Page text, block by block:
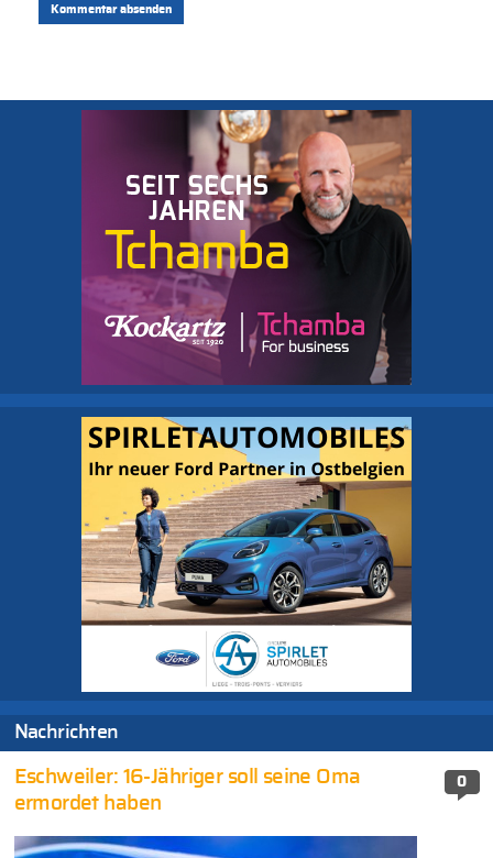
Nachrichten
0
Eschweiler: 16-Jähriger soll seine Oma
ermordet haben